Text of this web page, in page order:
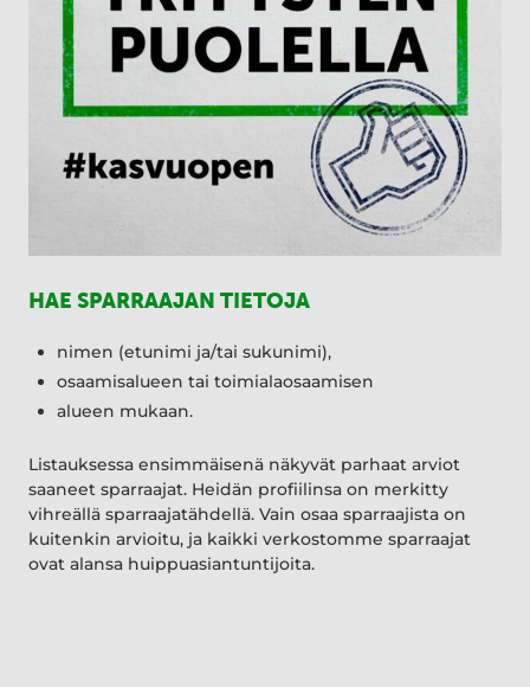
HAE SPARRAAJAN TIETOJA
nimen (etunimi ja/tai sukunimi),
osaamisalueen tai toimialaosaamisen
alueen mukaan.
Listauksessa ensimmäisenä näkyvät parhaat arviot
saaneet sparraajat. Heidän profiilinsa on merkitty
vihreällä sparraajatähdellä. Vain osaa sparraajista on
kuitenkin arvioitu, ja kaikki verkostomme sparraajat
ovat alansa huippuasiantuntijoita.